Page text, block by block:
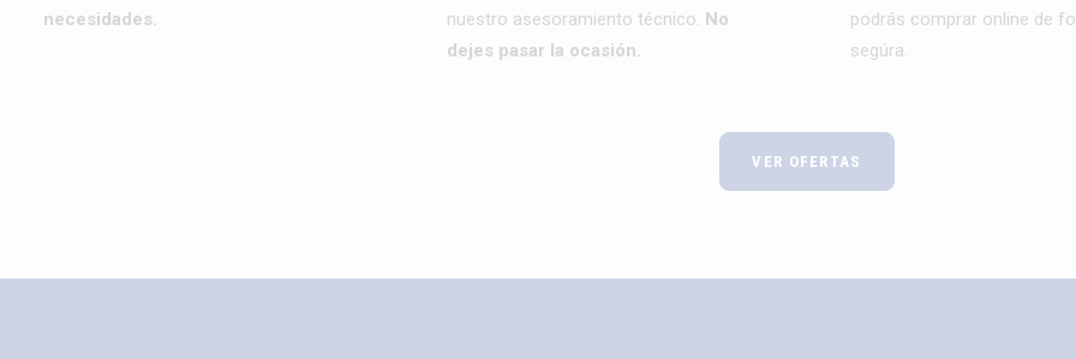
necesidades.
nuestro asesoramiento técnico. No
dejes pasar la ocasión.
podrás comprar online de
segúra.
VER OFERTAS